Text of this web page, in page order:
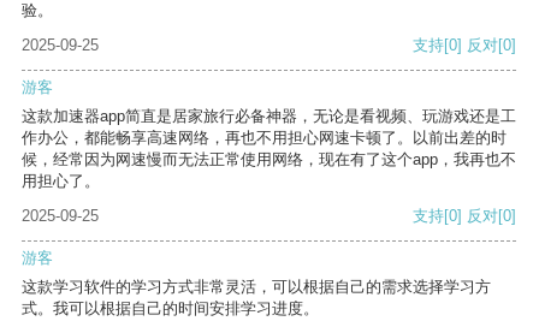
验。
2025-09-25
支持[0] 反对[0]
游客
这款加速器app简直是居家旅行必备神器，无论是看视频、玩游戏还是工
作办公，都能畅享高速网络，再也不用担心网速卡顿了。以前出差的时
候，经常因为网速慢而无法正常使用网络，现在有了这个app，我再也不
用担心了。
2025-09-25
支持[0] 反对[0]
游客
这款学习软件的学习方式非常灵活，可以根据自己的需求选择学习方
式。我可以根据自己的时间安排学习进度。